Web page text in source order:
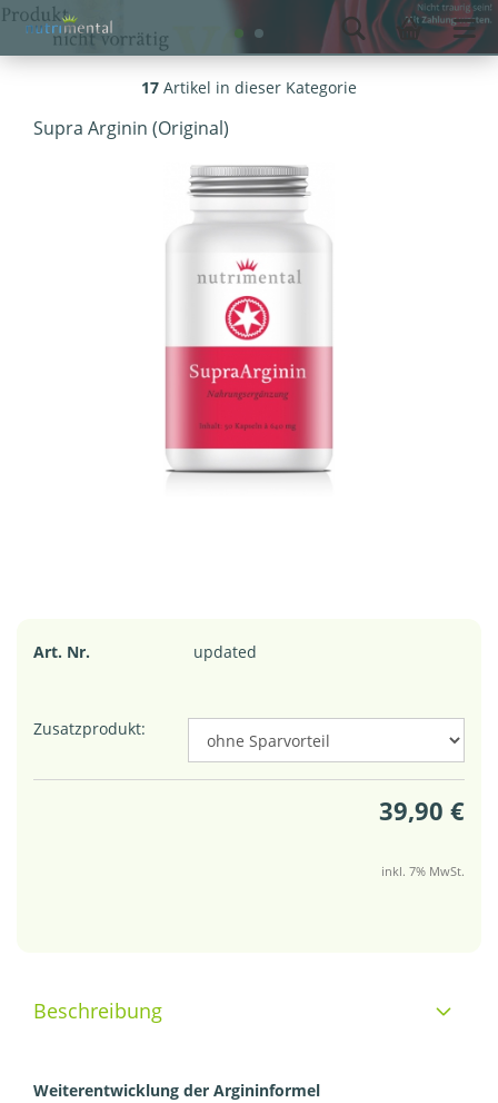
17 Artikel in dieser Kategorie
Supra Arginin (Original)
Art. Nr. updated
Zusatzprodukt:
39,90 €
inkl. 7% MwSt.
Beschreibung
Weiterentwicklung der Argininformel